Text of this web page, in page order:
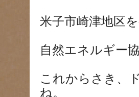
米子市崎津地区
自然エネルギー
これからさき、
ね。